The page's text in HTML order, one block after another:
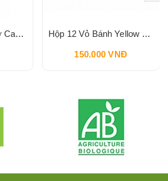
Bánh Que Chấm Bơ Cacao Hạt Phỉ Snack Nutella & Go Breadstick 52g Hộp 12 Vỏ Bánh Yellow Corn Taco Shells ORTEGA 140g
150.000 VNĐ